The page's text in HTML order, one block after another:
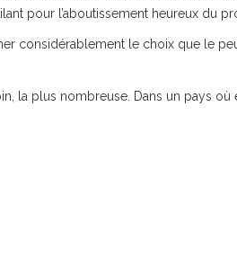
pour l’aboutissement heureux du
considérablement le choix que le
la plus nombreuse. Dans un pays où